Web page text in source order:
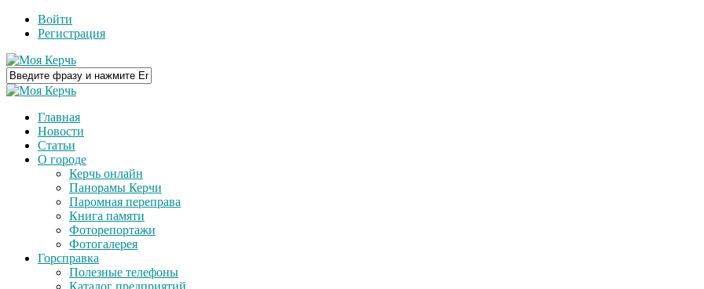
Войти
Регистрация
Главная
Новости
Статьи
О городе
Керчь онлайн
Панорамы Керчи
Паромная переправа
Книга памяти
Фоторепортажи
Фотогалерея
Горсправка
Полезные телефоны
Каталог предприятий